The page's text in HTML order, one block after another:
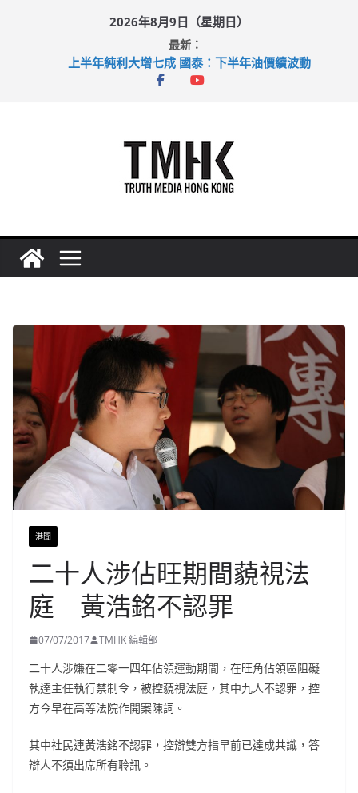
2026年8月9日（星期日）
最新：
上半年純利大增七成 國泰：下半年油價續波動
拜仁熱身賽挫維拉 啟德主場館奪錦標
港聞
二十人涉佔旺期間藐視法
庭 黃浩銘不認罪
07/07/2017 TMHK 編輯部
二十人涉嫌在二零一四年佔領運動期間，在旺角佔領區阻礙
執達主任執行禁制令，被控藐視法庭，其中九人不認罪，控
方今早在高等法院作開案陳詞。
其中社民連黃浩銘不認罪，控辯雙方指早前已達成共識，答
辯人不須出席所有聆訊。